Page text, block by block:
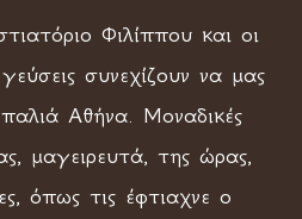
Φιλίππου και οι
γεύσεις συνεχίζουν να μας
Αθήνα. Μοναδικές
μαγειρευτά, της ώρας,
όπως τις έφτιαχνε ο